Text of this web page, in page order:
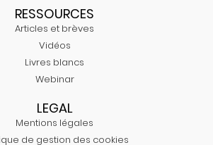
RESSOURCES
Articles et brèves
Vidéos
Livres blancs
Webinar
LEGAL
Mentions légales
de gestion des cookies